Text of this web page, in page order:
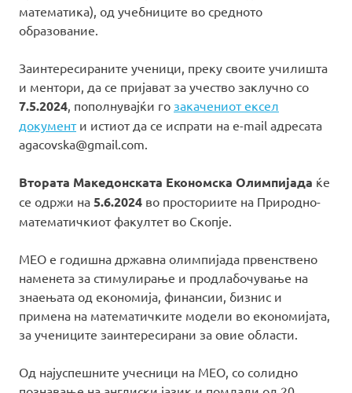
математика), од учебниците во средното
образование.
Заинтересираните ученици, преку своите училишта
и ментори, да се пријават за учество заклучно со
7.5.2024 , пополнувајќи го закачениот ексел
документи истиот да се испрати на e-mail адресата
agacovska@gmail.com.
Втората Македонската Економска Олимпијада ќе
се одржи на 5.6.2024 во просториите на Природно-
математичкиот факултет во Скопје.
МЕО е годишна државна олимпијада првенствено
наменета за стимулирање и продлабочување на
знаењата од економија, финансии, бизнис и
примена на математичките модели во економијата,
за учениците заинтересирани за овие области.
Од најуспешните учесници на МЕО, со солидно